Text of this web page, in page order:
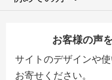
お客様の声
サイトのデザインや
お寄せください。